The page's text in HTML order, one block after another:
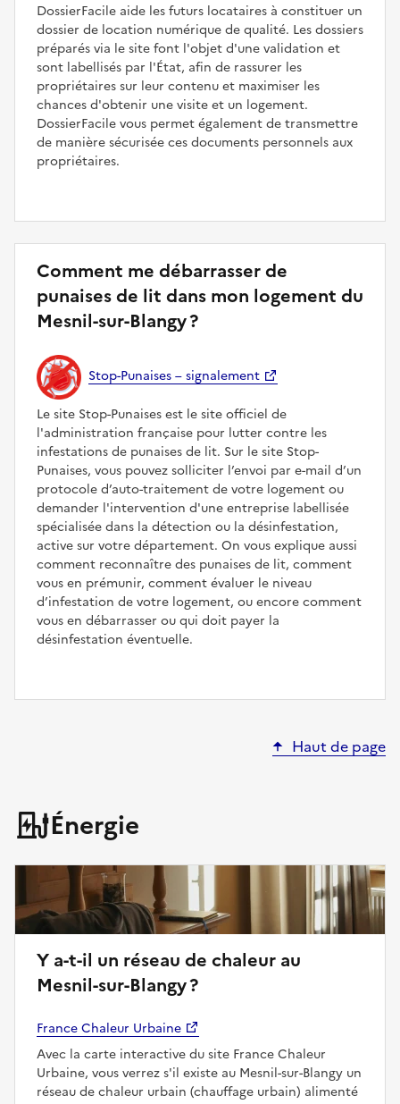
DossierFacile aide les futurs locataires à constituer un
dossier de location numérique de qualité. Les dossiers
préparés via le site font l'objet d'une validation et
sont labellisés par l'État, afin de rassurer les
propriétaires sur leur contenu et maximiser les
chances d'obtenir une visite et un logement.
DossierFacile vous permet également de transmettre
de manière sécurisée ces documents personnels aux
propriétaires.
Comment me débarrasser de
punaises de lit dans mon logement du
Mesnil-sur-Blangy ?
Stop-Punaises – signalement
Le site Stop-Punaises est le site officiel de
l'administration française pour lutter contre les
infestations de punaises de lit. Sur le site Stop-
Punaises, vous pouvez solliciter l’envoi par e-mail d’un
protocole d’auto-traitement de votre logement ou
demander l'intervention d'une entreprise labellisée
spécialisée dans la détection ou la désinfestation,
active sur votre département. On vous explique aussi
comment reconnaître des punaises de lit, comment
vous en prémunir, comment évaluer le niveau
d’infestation de votre logement, ou encore comment
vous en débarrasser ou qui doit payer la
désinfestation éventuelle.
Haut de page
Énergie
Y a-t-il un réseau de chaleur au
Mesnil-sur-Blangy ?
France Chaleur Urbaine
Avec la carte interactive du site France Chaleur
Urbaine, vous verrez s'il existe au Mesnil-sur-Blangy un
réseau de chaleur urbain (chauffage urbain) alimenté